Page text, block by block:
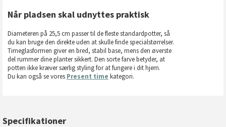
Når pladsen skal udnyttes praktisk
Diameteren på 25,5 cm passer til de fleste standardpotter, så
du kan bruge den direkte uden at skulle finde specialstørrelser.
Timeglasformen giver en bred, stabil base, mens den øverste
del rummer dine planter sikkert. Den sorte farve betyder, at
potten ikke kræver særlig styling for at fungere i dit hjem.
Du kan også se vores Present time kategori.
Specifikationer